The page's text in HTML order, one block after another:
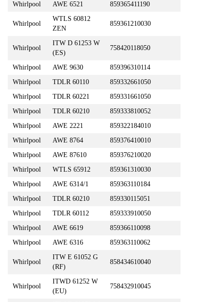
Whirlpool
AWE 6521 859365411190
Whirlpool
WTLS 60812
ZEN
859361210030
Whirlpool
ITW D 61253 W
(ES)
758420118050
Whirlpool AWE 9630
859396310114
Whirlpool
TDLR 60110
859332661050
Whirlpool
TDLR 60221
859331661050
Whirlpool
TDLR 60210
859333810052
Whirlpool
AWE 2221
859322184010
Whirlpool
AWE 8764
859376410010
Whirlpool
AWE 87610
859376210020
Whirlpool
WTLS 65912
859361310030
Whirlpool
AWE 6314/1
859363110184
Whirlpool
TDLR 60210
859330115051
Whirlpool
TDLR 60112
859333910050
Whirlpool
AWE 6619
859366110098
Whirlpool
AWE 6316 859363110062
Whirlpool
ITW E 61052 G
(RF)
858434610040
Whirlpool
ITWD 61252 W
(EU)
758432910045